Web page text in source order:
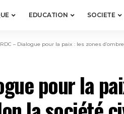
EDUCATION SOCIETE
RDC – Dialogue pour la paix : les zones
pour la